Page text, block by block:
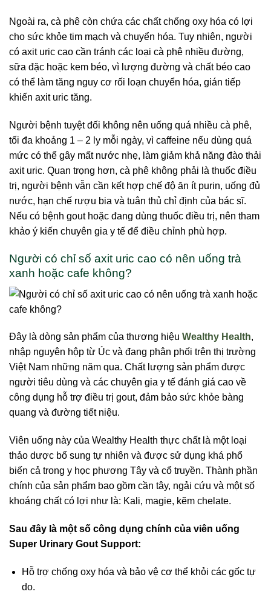
Ngoài ra, cà phê còn chứa các chất chống oxy hóa có lợi
cho sức khỏe tim mạch và chuyển hóa. Tuy nhiên, người
có axit uric cao cần tránh các loại cà phê nhiều đường,
sữa đặc hoặc kem béo, vì lượng đường và chất béo cao
có thể làm tăng nguy cơ rối loạn chuyển hóa, gián tiếp
khiến axit uric tăng.
Người bệnh tuyệt đối không nên uống quá nhiều cà phê,
tối đa khoảng 1 – 2 ly mỗi ngày, vì caffeine nếu dùng quá
mức có thể gây mất nước nhẹ, làm giảm khả năng đào thải
axit uric. Quan trọng hơn, cà phê không phải là thuốc điều
trị, người bệnh vẫn cần kết hợp chế độ ăn ít purin, uống đủ
nước, hạn chế rượu bia và tuân thủ chỉ định của bác sĩ.
Nếu có bệnh gout hoặc đang dùng thuốc điều trị, nên tham
khảo ý kiến chuyên gia y tế để điều chỉnh phù hợp.
Người có chỉ số axit uric cao có nên uống trà
xanh hoặc cafe không?
Đây là dòng sản phẩm của thương hiệu Wealthy Health,
nhập nguyên hộp từ Úc và đang phân phối trên thị trường
Việt Nam những năm qua. Chất lượng sản phẩm được
người tiêu dùng và các chuyên gia y tế đánh giá cao về
công dụng hỗ trợ điều trị gout, đảm bảo sức khỏe bàng
quang và đường tiết niệu.
Viên uống này của Wealthy Health thực chất là một loại
thảo dược bổ sung tự nhiên và được sử dụng khá phổ
biến cả trong y học phương Tây và cổ truyền. Thành phần
chính của sản phẩm bao gồm cần tây, ngải cứu và một số
khoáng chất có lợi như là: Kali, magie, kẽm chelate.
Sau đây là một số công dụng chính của viên uống
Super Urinary Gout Support:
Hỗ trợ chống oxy hóa và bảo vệ cơ thể khỏi các gốc tự
do.